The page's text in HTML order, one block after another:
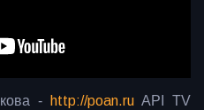
- http://poan.ruAPI TV